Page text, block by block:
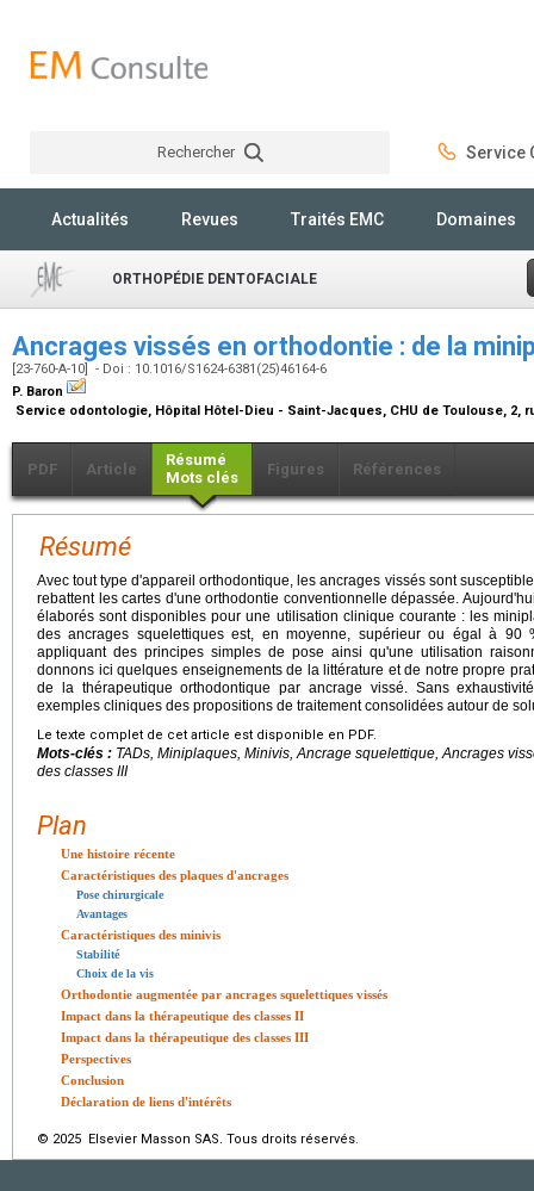
Rechercher Service
Actualités Revues Traités EMC Domaines
ORTHOPÉDIE DENTOFACIALE
Ancrages vissés en orthodontie : de la
[23-760-A-10] - Doi : 10.1016/S1624-6381(25)46164-6
P. Baron
Service odontologie, Hôpital Hôtel-Dieu - Saint-Jacques, CHU de Toulouse, 2,
PDF Article
Résumé
Mots clés
Figures Références
Résumé
Avec tout type d'appareil orthodontique, les ancrages vissés sont
rebattent les cartes d'une orthodontie conventionnelle dépassée.
élaborés sont disponibles pour une utilisation clinique courante : les
des ancrages squelettiques est, en moyenne, supérieur ou égal à 90
appliquant des principes simples de pose ainsi qu'une utilisation
donnons ici quelques enseignements de la littérature et de notre propre
de la thérapeutique orthodontique par ancrage vissé. Sans
exemples cliniques des propositions de traitement consolidées autour de
Le texte complet de cet article est disponible en PDF.
Mots-clés : TADs, Miniplaques, Minivis, Ancrage squelettique, Ancrages
des classes III
Plan
Une histoire récente
Caractéristiques des plaques d'ancrages
Pose chirurgicale
Avantages
Caractéristiques des minivis
Stabilité
Choix de la vis
Orthodontie augmentée par ancrages squelettiques vissés
Impact dans la thérapeutique des classes II
Impact dans la thérapeutique des classes III
Perspectives
Conclusion
Déclaration de liens d'intérêts
© 2025 Elsevier Masson SAS. Tous droits réservés.